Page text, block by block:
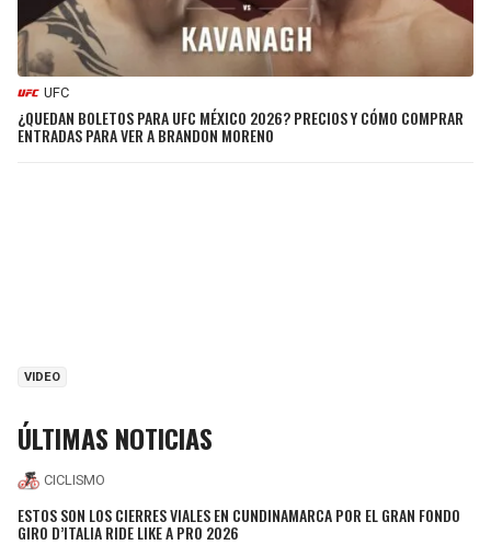
UFC
¿QUEDAN BOLETOS PARA UFC MÉXICO 2026? PRECIOS Y CÓMO COMPRAR
ENTRADAS PARA VER A BRANDON MORENO
VIDEO
ÚLTIMAS NOTICIAS
CICLISMO
ESTOS SON LOS CIERRES VIALES EN CUNDINAMARCA POR EL GRAN FONDO
GIRO D’ITALIA RIDE LIKE A PRO 2026